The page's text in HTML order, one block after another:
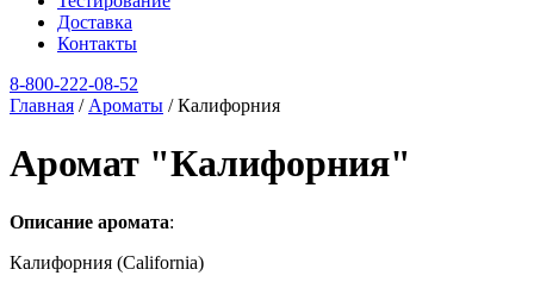
Доставка
Контакты
8-800-222-08-52
Главная / Ароматы /Калифорния
Аромат "Калифорния"
Описание аромата:
Калифорния (California)